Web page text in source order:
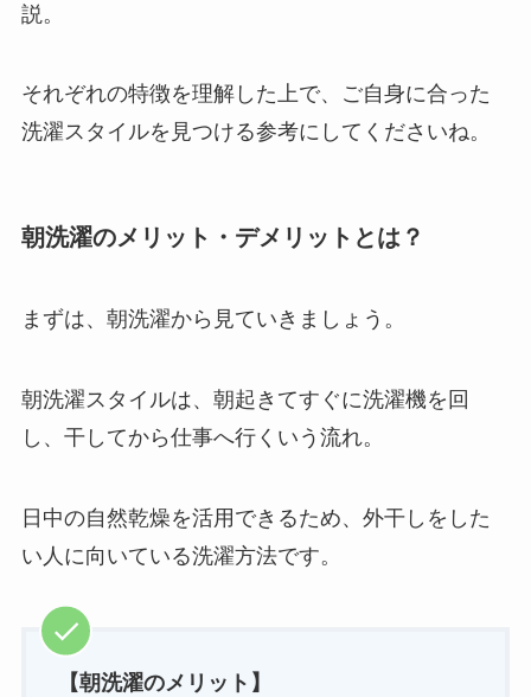
説。
それぞれの特徴を理解した上で、ご自身に合った
洗濯スタイルを見つける参考にしてくださいね。
朝洗濯のメリット・デメリットとは？
まずは、朝洗濯から見ていきましょう。
朝洗濯スタイルは、朝起きてすぐに洗濯機を回
し、干してから仕事へ行くいう流れ。
日中の自然乾燥を活用できるため、外干しをした
い人に向いている洗濯方法です。
【朝洗濯のメリット】